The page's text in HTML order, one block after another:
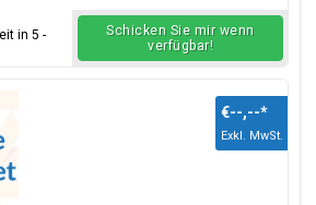
in 5 -
Schicken Sie mir wenn
verfügbar!
€--,--*
Exkl. MwSt.